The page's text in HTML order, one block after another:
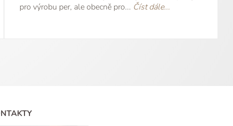
pro výrobu per, ale obecně pro... Číst dále...